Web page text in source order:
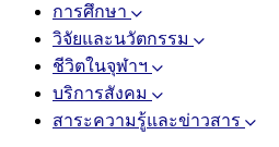
การศึกษา
วิจัยและนวัตกรรม
ชีวิตในจุฬาฯ
บริการสังคม
สาระความรู้และข่าวสาร